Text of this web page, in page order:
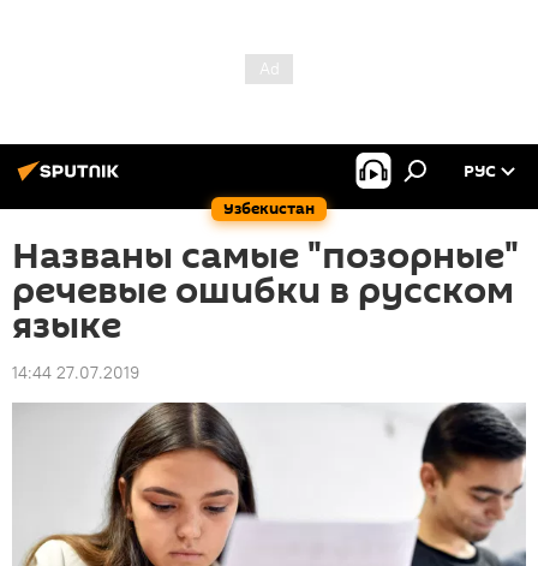
Узбекистан
РУС
Названы самые "позорные"
речевые ошибки в русском
языке
14:44 27.07.2019